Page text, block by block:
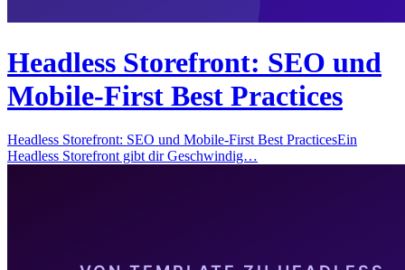
Headless Storefront: SEO und
Mobile-First Best Practices
Headless Storefront: SEO und Mobile-First Best PracticesEin
Headless Storefront gibt dir Geschwindig…